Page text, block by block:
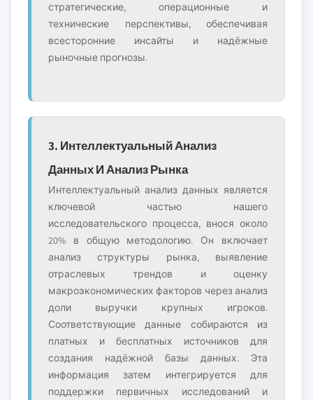
стратегические, операционные и
технические перспективы, обеспечивая
всесторонние инсайты и надёжные
рыночные прогнозы.
3. Интеллектуальный Анализ
Данных И Анализ Рынка
Интеллектуальный анализ данных является
ключевой частью нашего
исследовательского процесса, внося около
20% в общую методологию. Он включает
анализ структуры рынка, выявление
отраслевых трендов и оценку
макроэкономических факторов через анализ
доли выручки крупных игроков.
Соответствующие данные собираются из
платных и бесплатных источников для
создания надёжной базы данных. Эта
информация затем интегрируется для
поддержки первичных исследований и